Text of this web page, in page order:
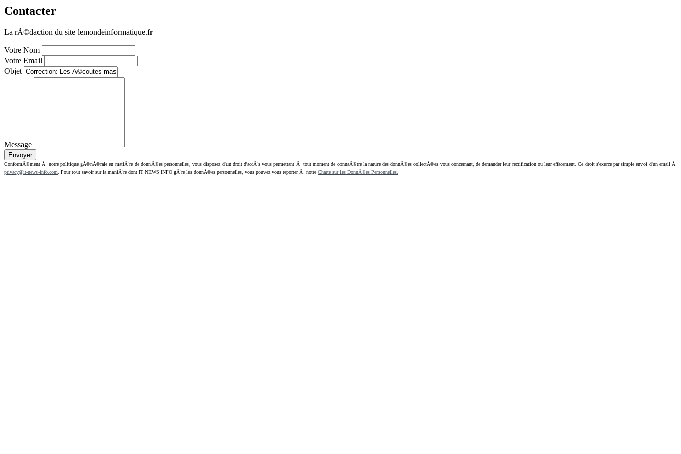
Contacter
La rÃ©daction du site lemondeinformatique.fr
Votre Nom
Votre Email
Objet
Message
ConformÃ©ment Ã notre politique gÃ©nÃ©rale en matiÃ¨re de donnÃ©es personnelles, vous disposez d'un droit d'accÃ¨s vous permettant Ã tout moment de connaÃ®tre la nature des donnÃ©es collectÃ©es vous concernant, de demander leur rectification ou leur effacement. Ce droit s'exerce par simple envoi d'un email Ã
privacy@it-news-info.com . Pour tout savoir sur la maniÃ¨re dont IT NEWS INFO gÃ¨re les donnÃ©es personnelles, vous pouvez vous reporter Ã notre Charte sur les DonnÃ©es Personnelles.